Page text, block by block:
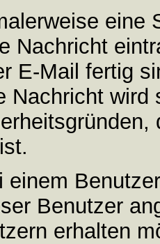
eine
Nachricht
E-Mail fertig
Nachricht
einem
Benutzer
erhalten